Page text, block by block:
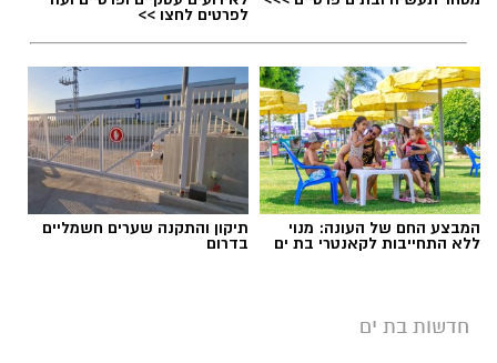
יש לכם מידע חשוב שטרם נחשף? צילומים מאירוע
אילוסטרציה חניה בתשלום בבת ים
אזורי החנייה החדש החל מינואר 2027.
לפרטים לחצו >>
המבצע החם של העונה: מנוי
ללא התחייבות לקאנטרי בת ים
תיקון והתקנה שערים חשמליים
בדרום
חדשות בת ים